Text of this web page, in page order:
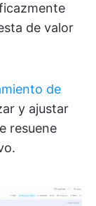
de valor
de
y ajustar
resuene